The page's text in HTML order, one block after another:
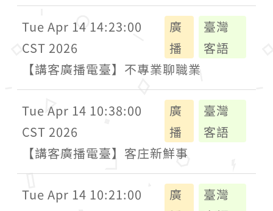
Tue Apr 14 14:23:00
CST 2026
廣
播
臺灣
客語
【講客廣播電臺】不專業聊職業
Tue Apr 14 10:38:00
CST 2026
廣
播
臺灣
客語
【講客廣播電臺】客庄新鮮事
Tue Apr 14 10:21:00
廣
臺灣